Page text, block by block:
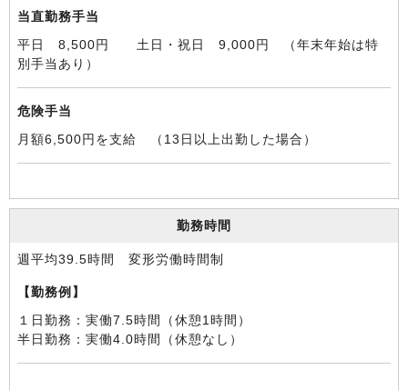
当直勤務手当
平日 8,500円 土日・祝日 9,000円 （年末年始は特
別手当あり）
危険手当
月額6,500円を支給 （13日以上出勤した場合）
勤務時間
週平均39.5時間 変形労働時間制
【勤務例】
１日勤務：実働7.5時間（休憩1時間）
半日勤務：実働4.0時間（休憩なし）